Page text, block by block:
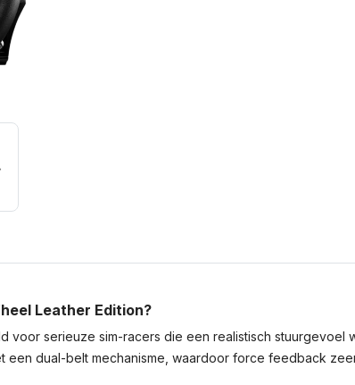
Leather Edition?
voor serieuze sim-racers die een realistisch stuurgevoel
een dual-belt mechanisme, waardoor force feedback